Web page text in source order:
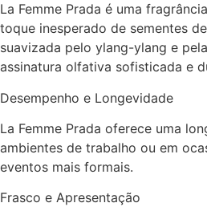
La Femme Prada é uma
toque inesperado de sementes
suavizada pelo ylang-ylang e
assinatura olfativa sofisticada e
Desempenho e Longevidade
La Femme Prada oferece uma
ambientes de trabalho ou em
eventos mais formais.
Frasco e Apresentação